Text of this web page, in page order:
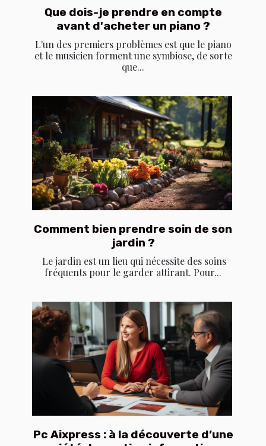
Que dois-je prendre en compte
avant d'acheter un piano ?
L'un des premiers problèmes est que le piano
et le musicien forment une symbiose, de sorte
que...
Comment bien prendre soin de son
jardin ?
Le jardin est un lieu qui nécessite des soins
fréquents pour le garder attirant. Pour...
Pc Aixpress : à la découverte d’une